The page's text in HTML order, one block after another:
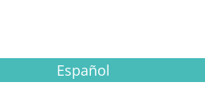
Español